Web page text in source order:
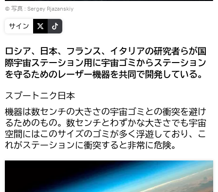
© 写真 : Sergey Rjazanskiy
サイン
ロシア、日本、フランス、イタリアの研究者らが国
際宇宙ステーション用に宇宙ゴミからステーション
を守るためのレーザー機器を共同で開発している。
スプートニク日本
機器は数センチの大きさの宇宙ゴミとの衝突を避け
るためのもの。数センチとわずかな大きさでも宇宙
空間にはこのサイズのゴミが多く浮遊しており、こ
れがステーションに衝突すると非常に危険。